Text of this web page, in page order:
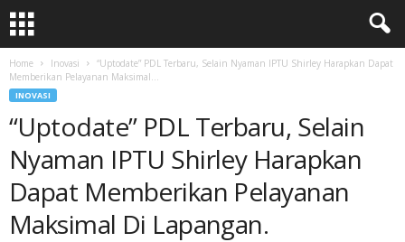
Home Inovasi
“Uptodate” PDL Terbaru, Selain Nyaman IPTU Shirley Harapkan Dapat
Memberikan Pelayanan Maksimal...
INOVASI
“Uptodate” PDL Terbaru, Selain
Nyaman IPTU Shirley Harapkan
Dapat Memberikan Pelayanan
Maksimal Di Lapangan.